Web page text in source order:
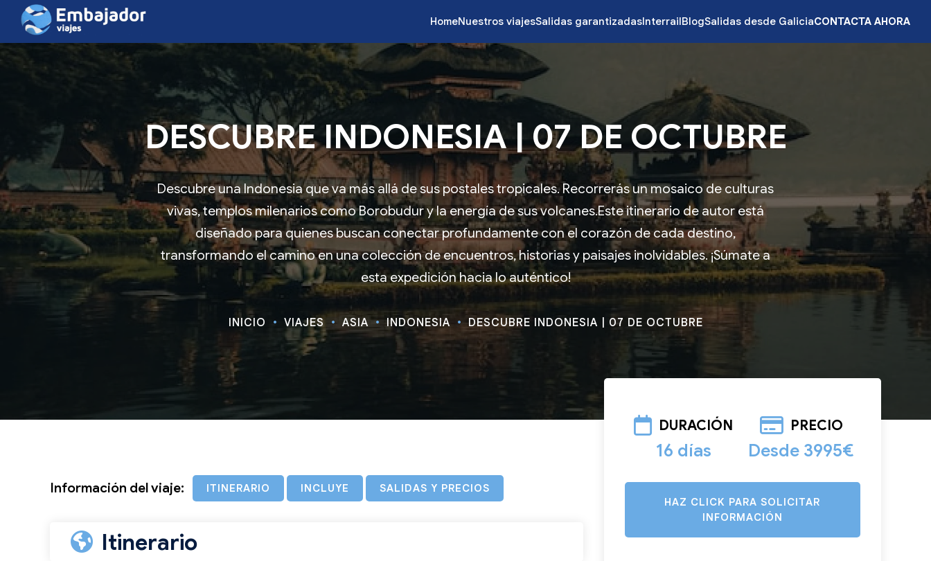
HomeNuestros viajesSalidas garantizadasInterrailBlogSalidas desde GaliciaCONTACTA AHORA
DESCUBRE INDONESIA | 07 DE OCTUBRE
Descubre una Indonesia que va más allá de sus postales tropicales. Recorrerás un mosaico de culturas
vivas, templos milenarios como Borobudur y la energía de sus volcanes.Este itinerario de autor está
diseñado para quienes buscan conectar profundamente con el corazón de cada destino,
transformando el camino en una colección de encuentros, historias y paisajes inolvidables. ¡Súmate a
esta expedición hacia lo auténtico!
INICIO VIAJES ASIA INDONESIA DESCUBRE INDONESIA | 07 DE OCTUBRE
Información del viaje: ITINERARIO INCLUYE SALIDAS Y PRECIOS
Itinerario
DURACIÓN
16 días
PRECIO
Desde 3995€
HAZ CLICK PARA SOLICITAR
INFORMACIÓN